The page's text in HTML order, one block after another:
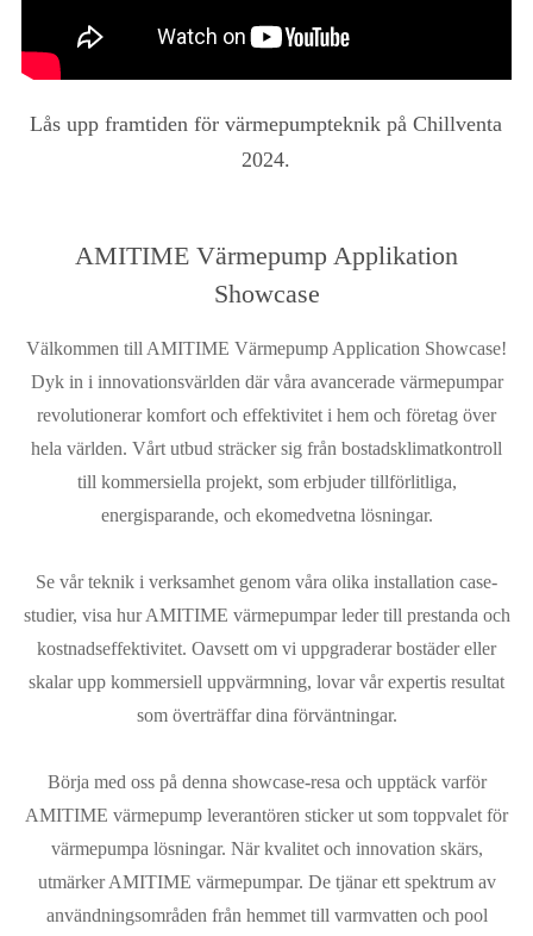
Lås upp framtiden för värmepumpteknik på Chillventa
2024.
AMITIME Värmepump Applikation
Showcase
Välkommen till AMITIME Värmepump Application Showcase!
Dyk in i innovationsvärlden där våra avancerade värmepumpar
revolutionerar komfort och effektivitet i hem och företag över
hela världen. Vårt utbud sträcker sig från bostadsklimatkontroll
till kommersiella projekt, som erbjuder tillförlitliga,
energisparande, och ekomedvetna lösningar.
Se vår teknik i verksamhet genom våra olika installation case-
studier, visa hur AMITIME värmepumpar leder till prestanda och
kostnadseffektivitet. Oavsett om vi uppgraderar bostäder eller
skalar upp kommersiell uppvärmning, lovar vår expertis resultat
som överträffar dina förväntningar.
Börja med oss på denna showcase-resa och upptäck varför
AMITIME värmepump leverantören sticker ut som toppvalet för
värmepumpa lösningar. När kvalitet och innovation skärs,
utmärker AMITIME värmepumpar. De tjänar ett spektrum av
användningsområden från hemmet till varmvatten och pool